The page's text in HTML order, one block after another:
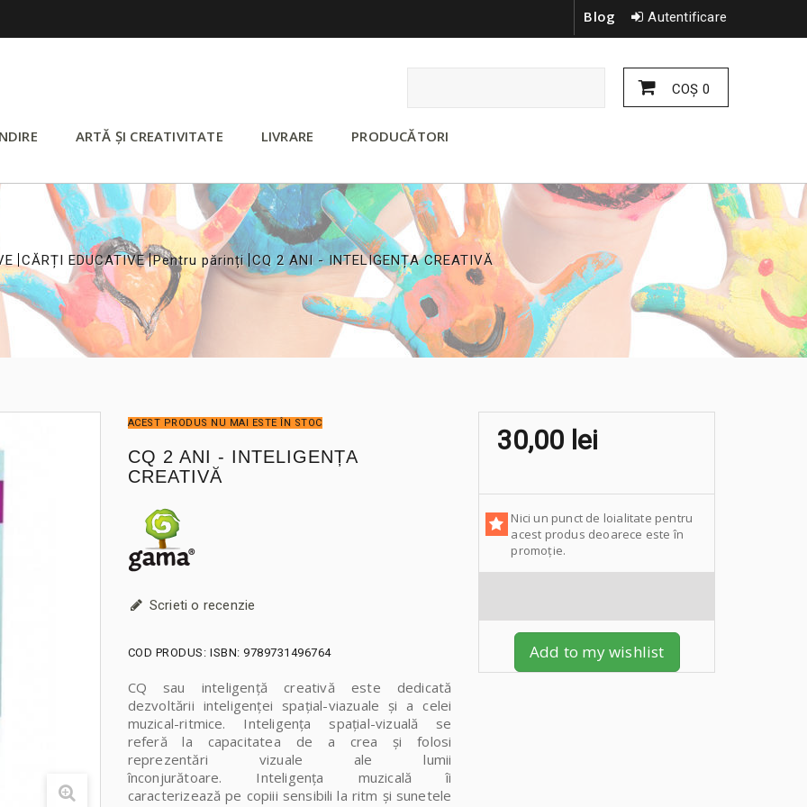
Autentificare
Blog
COŞ 0
ARTĂ ȘI CREATIVITATE LIVRARE PRODUCĂTORI
CĂRȚI EDUCATIVE
>
Pentru părinți
>
CQ 2 ANI - INTELIGENȚA CREATIVĂ
ACEST PRODUS NU MAI ESTE ÎN STOC
CQ 2 ANI - INTELIGENȚA
CREATIVĂ
Scrieti o recenzie
COD PRODUS: ISBN: 9789731496764
CQ sau inteligență creativă este dedicată
dezvoltării inteligenței spațial-viazuale și a celei
muzical-ritmice. Inteligența spațial-vizuală se
referă la capacitatea de a crea și folosi
reprezentări vizuale ale lumii
înconjurătoare. Inteligența muzicală îi
caracterizează pe copiii sensibili la ritm și sunetele
30,00 lei
Nici un punct de loialitate pentru
acest produs deoarece este în
promoție.
Add to my wishlist